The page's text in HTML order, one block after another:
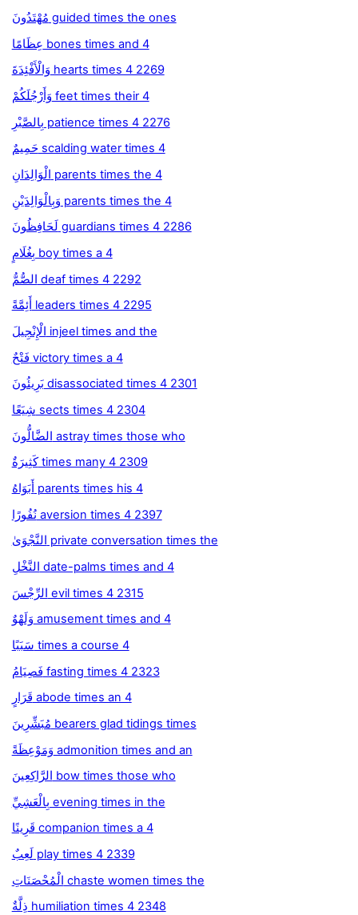
مُهْتَدُونَ guided times the ones
عِظَامًا bones times and 4
وَالْأَفْئِدَةَ hearts times 4 2269
وَأَرْجُلَكُمْ feet times their 4
بِالصَّبْرِ patience times 4 2276
حَمِيمٌ scalding water times 4
الْوَالِدَانِ parents times the 4
وَبِالْوَالِدَيْنِ parents times the 4
لَحَافِظُونَ guardians times 4 2286
بِغُلَامٍ boy times a 4
الصُّمُّ deaf times 4 2292
أَئِمَّةً leaders times 4 2295
الْإِنْجِيلَ injeel times and the
فَتْحٌ victory times a 4
بَرِيئُونَ disassociated times 4 2301
شِيَعًا sects times 4 2304
الضَّالُّونَ astray times those who
كَثِيرَةٌ times many 4 2309
أَبَوَاهُ parents times his 4
نُفُورًا aversion times 4 2397
النَّجْوَىٰ private conversation times the
النَّخْلِ date-palms times and 4
الرِّجْسَ evil times 4 2315
وَلَهْوٌ amusement times and 4
سَبَبًا times a course 4
فَصِيَامُ fasting times 4 2323
قَرَارٍ abode times an 4
مُبَشِّرِينَ bearers glad tidings times
وَمَوْعِظَةً admonition times and an
الرَّاكِعِينَ bow times those who
بِالْعَشِيِّ evening times in the
قَرِينًا companion times a 4
لَعِبٌ play times 4 2339
الْمُحْصَنَاتِ chaste women times the
ذِلَّةٌ humiliation times 4 2348